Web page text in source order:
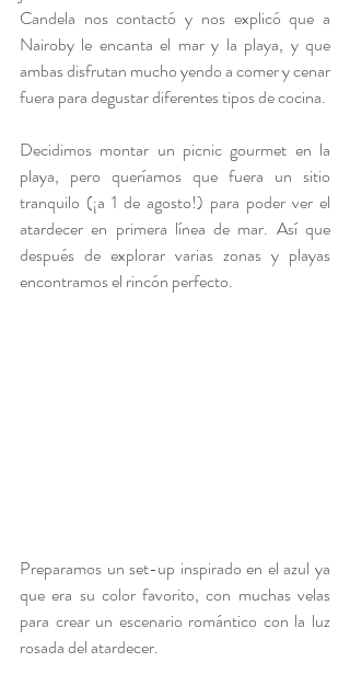
Candela nos contactó y nos explicó que a
Nairoby le encanta el mar y la playa, y que
ambas disfrutan mucho yendo a comer y cenar
fuera para degustar diferentes tipos de cocina.
Decidimos montar un picnic gourmet en la
playa, pero queríamos que fuera un sitio
tranquilo (¡a 1 de agosto!) para poder ver el
atardecer en primera línea de mar. Así que
después de explorar varias zonas y playas
encontramos el rincón perfecto.
Preparamos un set-up inspirado en el azul ya
que era su color favorito, con muchas velas
para crear un escenario romántico con la luz
rosada del atardecer.